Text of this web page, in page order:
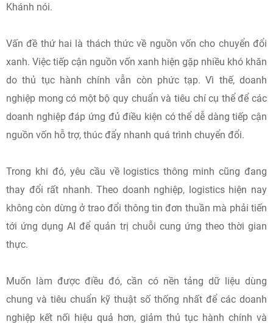
Khánh nói.
Vấn đề thứ hai là thách thức về nguồn vốn cho chuyển đổi
xanh. Việc tiếp cận nguồn vốn xanh hiện gặp nhiều khó khăn
do thủ tục hành chính vẫn còn phức tạp. Vì thế, doanh
nghiệp mong có một bộ quy chuẩn và tiêu chí cụ thể để các
doanh nghiệp đáp ứng đủ điều kiện có thể dễ dàng tiếp cận
nguồn vốn hỗ trợ, thúc đẩy nhanh quá trình chuyển đổi.
Trong khi đó, yêu cầu về logistics thông minh cũng đang
thay đổi rất nhanh. Theo doanh nghiệp, logistics hiện nay
không còn dừng ở trao đổi thông tin đơn thuần mà phải tiến
tới ứng dụng AI để quản trị chuỗi cung ứng theo thời gian
thực.
Muốn làm được điều đó, cần có nền tảng dữ liệu dùng
chung và tiêu chuẩn kỹ thuật số thống nhất để các doanh
nghiệp kết nối hiệu quả hơn, giảm thủ tục hành chính và